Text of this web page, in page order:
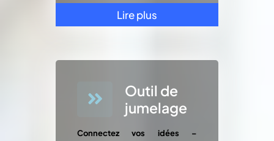
Lire plus
Outil de
jumelage
Connectez vos idées –